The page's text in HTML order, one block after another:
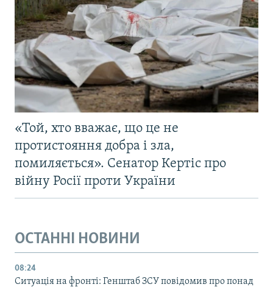
«Той, хто вважає, що це не
протистояння добра і зла,
помиляється». Сенатор Кертіс про
війну Росії проти України
ОСТАННІ НОВИНИ
08:24
Ситуація на фронті: Генштаб ЗСУ повідомив про понад